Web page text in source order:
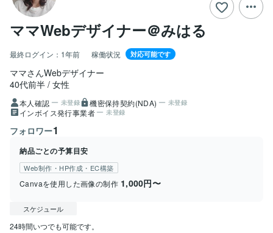
ママWebデザイナー＠みはる
最終ログイン： 1年前 稼働状況 対応可能です
ママさんWebデザイナー
40代前半 女性
本人確認 未登録 機密保持契約(NDA) 未登録
インボイス発行事業者 未登録
フォロワー1
納品ごとの予算目安
Web制作・HP作成・EC構築
Canvaを使用した画像の制作 1,000円〜
スケジュール
24時間いつでも可能です。